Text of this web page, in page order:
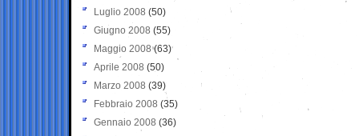
Luglio 2008 (50)
Giugno 2008 (55)
Maggio 2008(63)
Aprile 2008 (50)
Marzo 2008 (39)
Febbraio 2008 (35)
Gennaio 2008 (36)